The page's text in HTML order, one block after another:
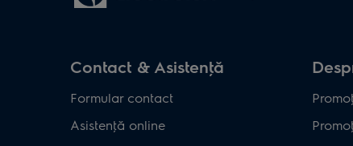
Contact & Asistenţă
Formular contact
Asistenţă online